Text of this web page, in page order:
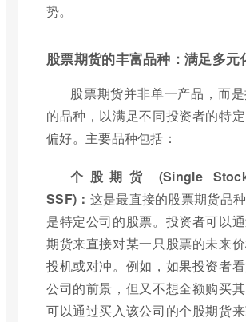
势。
股票期货的丰富品种：满足多元
股票期货并非单一产品，而
的品种，以满足不同投资者的特
偏好。主要品种包括：
个股期货 (Single
SSF)： 这是最直接的股票期货品
是特定公司的股票。投资者可以
期货来直接对某一只股票的未来
投机或对冲。例如，如果投资者
公司的前景，但又不想全额购买其
可以通过买入该公司的个股期货